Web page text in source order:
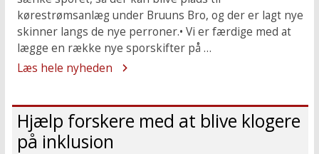
kørestrømsanlæg under Bruuns Bro, og der er lagt nye
skinner langs de nye perroner.• Vi er færdige med at
lægge en række nye sporskifter på …
Læs hele nyheden
Hjælp forskere med at blive klogere
på inklusion